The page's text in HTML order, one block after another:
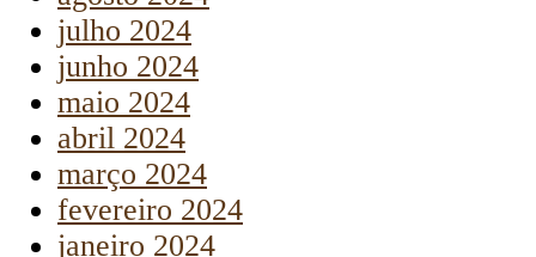
julho 2024
junho 2024
maio 2024
abril 2024
março 2024
fevereiro 2024
janeiro 2024